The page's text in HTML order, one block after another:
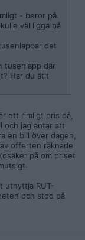
- beror på.
väl ligga på
det
tusenlapp där
Har du ätit
ett rimligt pris då,
och jag antar att
en bill över dagen,
offerten räknade
på om priset
utnyttja RUT-
och stod på